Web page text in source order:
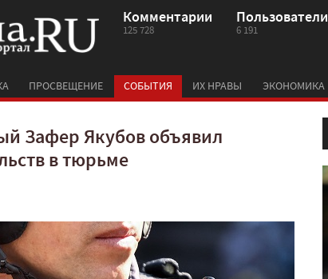
Комментарии
125 728
Пользователи
6 191
ПРОСВЕЩЕНИЕ СОБЫТИЯ ИХ НРАВЫ ЭКОНОМИКА
Зафер Якубов объявил
в тюрьме